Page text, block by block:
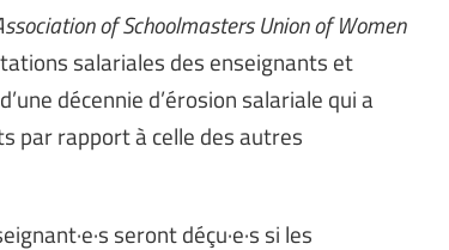
of Schoolmasters Union of Women
salariales des enseignants et
décennie d’érosion salariale qui a
par rapport à celle des autres
seront déçu·e·s si les